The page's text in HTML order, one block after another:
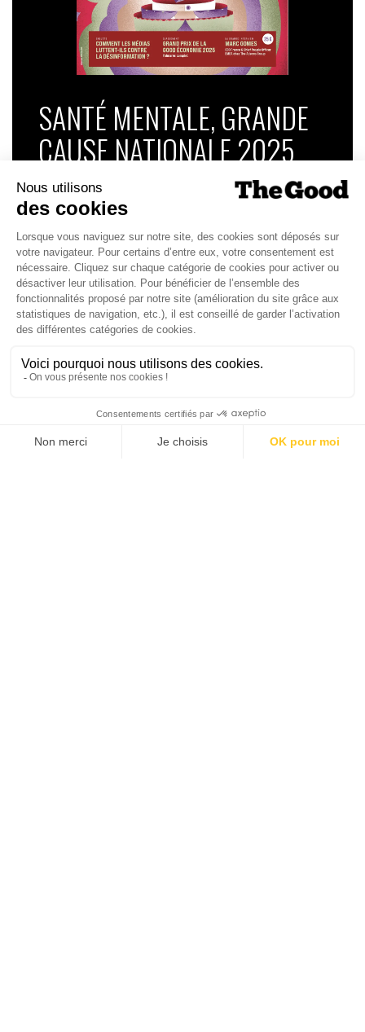
SANTÉ MENTALE, GRANDE
CAUSE NATIONALE 2025
Dans ce numéro, enquête : Comment les
médias luttent-ils contre la désinformation ? |
Palmarès complet du Grand Prix de la Good
Économie 2025 | La grande interview de Marc
Gomes, CEO France & Chief People Officer
EMEA chez The Adecco Group
J'ACHÈTE LE NUMÉRO
JE M'ABONNE 1 AN - 4 NUM.